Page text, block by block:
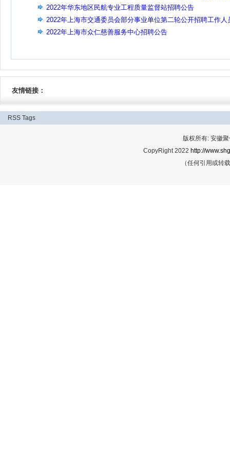
2022年华东地区民航专业工程质量监督站招聘公告
2022年上海市交通委员会部分事业单位第二轮公开招聘工作人
公告（23人）
2022年上海市众仁慈善服务中心招聘公告
友情链接：
RSS Tags
版权所有: 安徽
CopyRight 2022 http://
（任何引用或转